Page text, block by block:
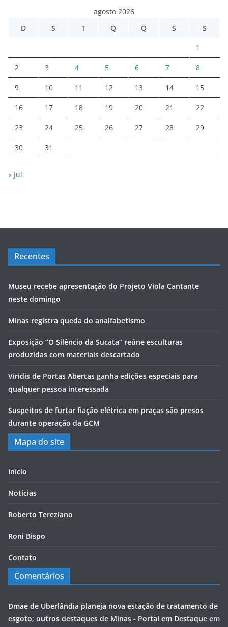
agosto 2026
D
S T Q Q S S
1
2 3 4 5 6 7 8
9 10 11 12 13 14 15
16 17 18 19 20 21 22
23 24 25 26 27 28 29
30 31
« jul
Recentes
Museu recebe apresentação do Projeto Viola Cantante
neste domingo
Minas registra queda do analfabetismo
Exposição “O Silêncio da Sucata” reúne esculturas
produzidas com materiais descartado
Viridis de Portas Abertas ganha edições especiais para
qualquer pessoa interessada
Suspeitos de furtar fiação elétrica em praças são presos
durante operação da GCM
Mapa do site
Início
Notícias
Roberto Tereziano
Roni Bispo
Contato
Comentários
Dmae de Uberlândia planeja nova estação de tratamento de
esgoto; outros destaques de Minas - Portal em Destaque em